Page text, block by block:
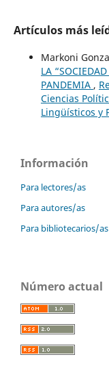
Artículos más
Markoni
LA
PANDEMIA ,
Ciencias
Lingüísticos y
Información
Para lectores/as
Para autores/as
Para bibliotecarios/as
Número actual